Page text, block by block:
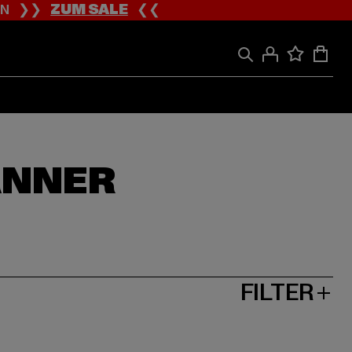
❯❯ZUM SALE❮❮
FILTER